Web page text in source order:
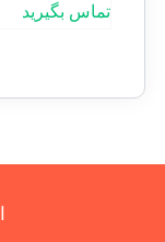
تماس بگیرید